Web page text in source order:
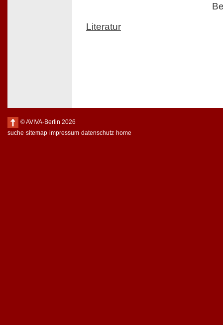
Literatur
© AVIVA-Berlin 2026
suche sitemap impressum datenschutz home